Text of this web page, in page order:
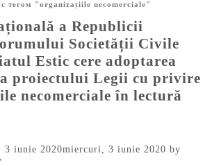
с тегом "organizațiile necomerciale"
a Republicii
Societății Civile
Estic cere adoptarea
proiectului Legii cu privire
necomerciale în lectură
3 iunie 2020miercuri, 3 iunie 2020 by